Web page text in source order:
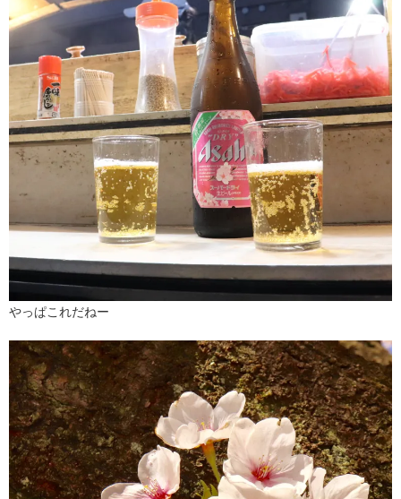
やっぱこれだねー